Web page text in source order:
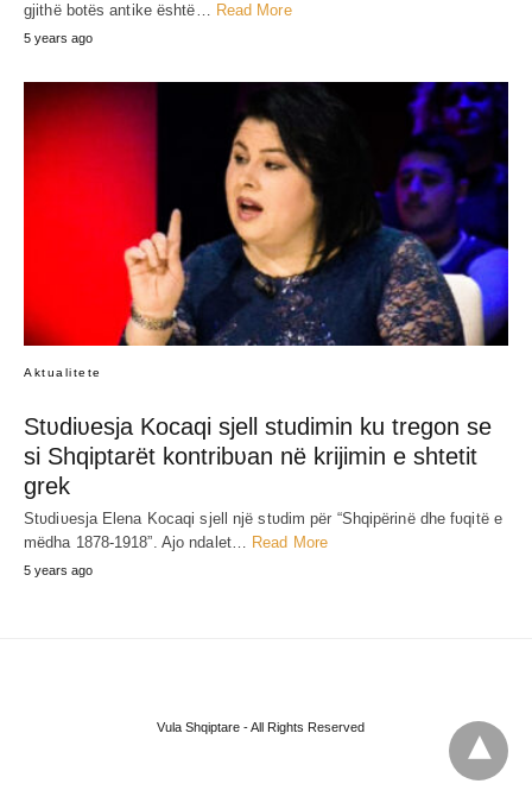
gjithë botës antike është… Read More
5 years ago
Aktualitete
Stʋdiʋesja Kocaqi sjell studimin ku tregon se
si Shqiptarët kontribʋan në krijimin e shtetit
grek
Stʋdiʋesja Elena Kocaqi sjell një stʋdim për “Shqipërinë dhe fʋqitë e
mëdha 1878-1918”. Ajo ndalet… Read More
5 years ago
Vula Shqiptare - All Rights Reserved